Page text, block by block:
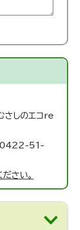
しのエコre
0422-51-
さい。